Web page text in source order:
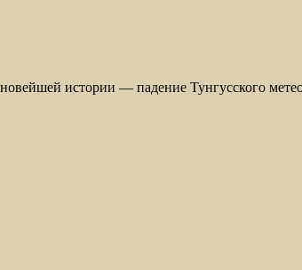
истории — падение Тунгусского